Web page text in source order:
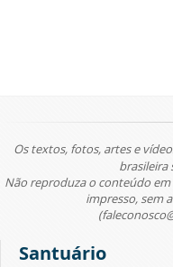
Os textos, fotos, artes e
brasileira
Não reproduza o conteúdo
impresso, sem
Santuário